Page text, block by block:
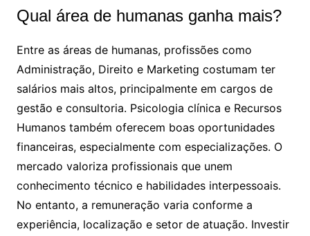
Qual área de humanas ganha mais?
Entre as áreas de humanas, profissões como
Administração, Direito e Marketing costumam ter
salários mais altos, principalmente em cargos de
gestão e consultoria. Psicologia clínica e Recursos
Humanos também oferecem boas oportunidades
financeiras, especialmente com especializações. O
mercado valoriza profissionais que unem
conhecimento técnico e habilidades interpessoais.
No entanto, a remuneração varia conforme a
experiência, localização e setor de atuação. Investir